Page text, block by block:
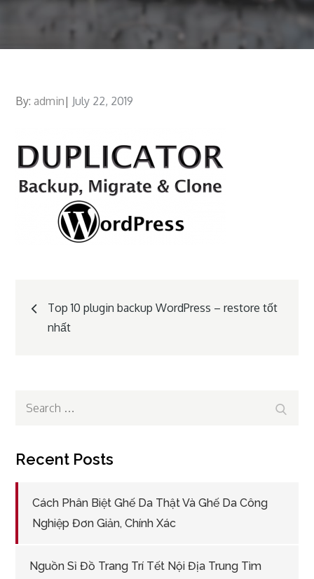
By:admin
Posted
July 22, 2019
Post
navigation
Top 10 plugin backup WordPress – restore tốt
nhất
Search
Recent Posts
Cách Phân Biệt Ghế Da Thật Và Ghế Da Công
Nghiệp Đơn Giản, Chính Xác
Nguồn Sỉ Đồ Trang Trí Tết Nội Địa Trung Tìm